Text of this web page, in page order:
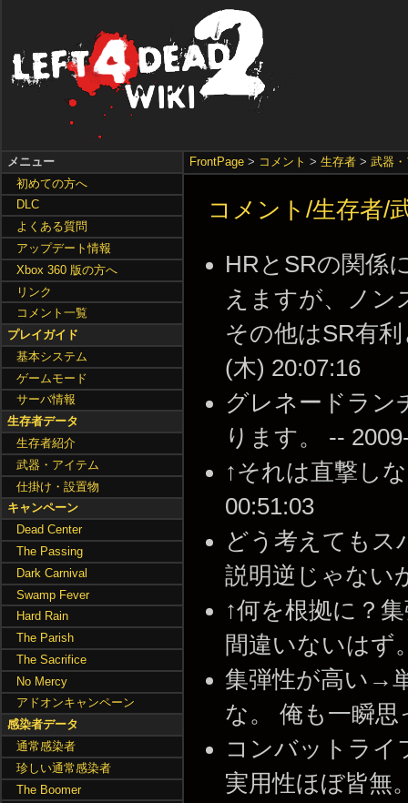
FrontPage > コメント >生存者 >武器
コメント/生存者/
HRとSRの関係
えますが、ノン
その他はSR有
(木) 20:07:16
グレネードラン
ります。 --
↑それは直撃し
00:51:03
どう考えても
説明逆じゃない
↑何を根拠に？
間違いないはず
集弾性が高い→
な。 俺も一瞬思
コンバットライ
実用性ほぼ皆無
メニュー
初めての方へ
DLC
よくある質問
アップデート情報
Xbox 360 版の方へ
リンク
コメント一覧
プレイガイド
基本システム
ゲームモード
サーバ情報
生存者データ
生存者紹介
武器・アイテム
仕掛け・設置物
キャンペーン
Dead Center
The Passing
Dark Carnival
Swamp Fever
Hard Rain
The Parish
The Sacrifice
No Mercy
アドオンキャンペーン
感染者データ
通常感染者
珍しい通常感染者
The Boomer